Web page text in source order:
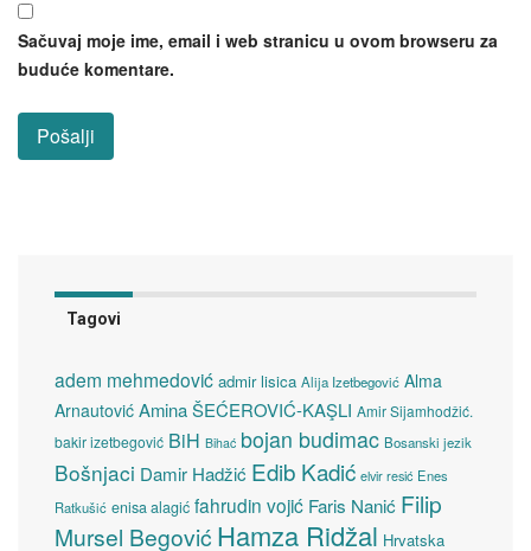
Sačuvaj moje ime, email i web stranicu u ovom browseru za
buduće komentare.
Tagovi
adem mehmedović admir lisica Alija Izetbegović Alma
Arnautović Amina ŠEĆEROVIĆ-KAŞLI Amir Sijamhodžić.
bakir izetbegović BiH Bihać bojan budimac Bosanski jezik
Bošnjaci Damir Hadžić Edib Kadić elvir resić Enes
Ratkušić enisa alagić fahrudin vojić Faris Nanić Filip
Mursel Begović Hamza Ridžal Hrvatska